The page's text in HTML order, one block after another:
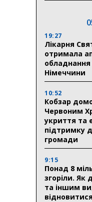
19:27
Лікарня
отримала
обладнання
Німеччини
10:52
Кобзар
Червоним
укриття та
підтримку
громади
9:15
Понад 8
згоріли. Як
та іншим
відновитися